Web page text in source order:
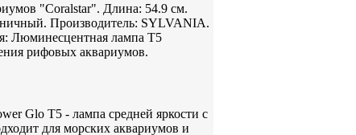
"Coralstar". Длина: 54.9 см.
Производитель: SYLVANIA.
Люминесцентная лампа Т5
рифовых аквариумов.
Glo T5 - лампа средней яркости с
для морских аквариумов и